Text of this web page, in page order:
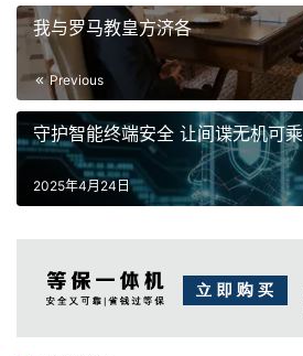
我与罗马教皇方济各
Previous
守护智能终端安全 让间谍无机可乘
2025年4月24日